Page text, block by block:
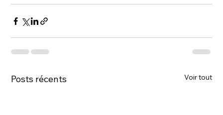
Posts récents Voir tout